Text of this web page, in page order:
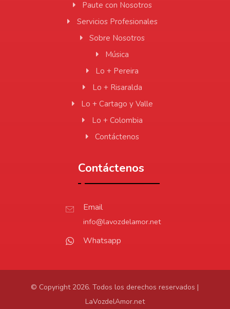
Paute con Nosotros
Servicios Profesionales
Sobre Nosotros
Música
Lo + Pereira
Lo + Risaralda
Lo + Cartago y Valle
Lo + Colombia
Contáctenos
Contáctenos
Email
info@lavozdelamor.net
Whatsapp
© Copyright 2026. Todos los derechos reservados |
LaVozdelAmor.net